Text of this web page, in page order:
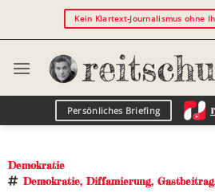
Kein Klartext-Journalismus ohne
Persönliches Briefing
Demokratie
Demokratie,Diffamierung, Gastbeitrag